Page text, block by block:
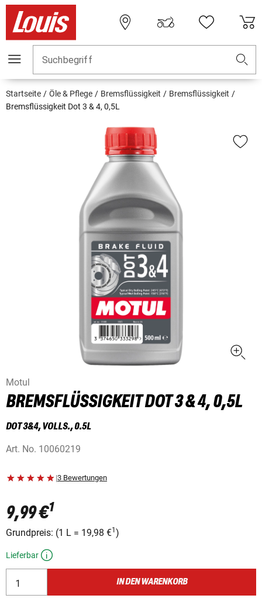
Suchbegriff
Startseite Öle & Pflege Bremsflüssigkeit
Bremsflüssigkeit
Bremsflüssigkeit Dot 3 & 4, 0,5L
Motul
BREMSFLÜSSIGKEIT DOT 3 & 4, 0,5L
DOT 3&4, VOLLS., 0.5L
Art. No. 10060219
|3 Bewertungen
9,99 €1
Grundpreis: (1 L = 19,98 €1 )
Lieferbar
IN DEN WARENKORB